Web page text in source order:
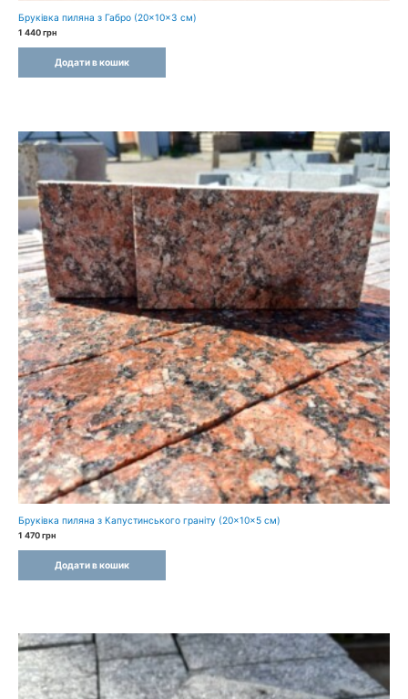
Бруківка пиляна з Габро (20×10×3 см)
1 440грн
Додати в кошик
Бруківка пиляна з Капустинського граніту (20×10×5 см)
1 470грн
Додати в кошик